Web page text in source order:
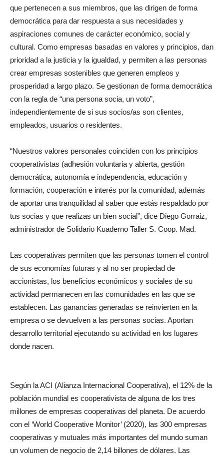
que pertenecen a sus miembros, que las dirigen de forma
democrática para dar respuesta a sus necesidades y
aspiraciones comunes de carácter económico, social y
cultural. Como empresas basadas en valores y principios, dan
prioridad a la justicia y la igualdad, y permiten a las personas
crear empresas sostenibles que generen empleos y
prosperidad a largo plazo. Se gestionan de forma democrática
con la regla de “una persona socia, un voto”,
independientemente de si sus socios/as son clientes,
empleados, usuarios o residentes.
“Nuestros valores personales coinciden con los principios
cooperativistas (adhesión voluntaria y abierta, gestión
democrática, autonomía e independencia, educación y
formación, cooperación e interés por la comunidad, además
de aportar una tranquilidad al saber que estás respaldado por
tus socias y que realizas un bien social”, dice Diego Gorraiz,
administrador de Solidario Kuaderno Taller S. Coop. Mad.
Las cooperativas permiten que las personas tomen el control
de sus economías futuras y al no ser propiedad de
accionistas, los beneficios económicos y sociales de su
actividad permanecen en las comunidades en las que se
establecen. Las ganancias generadas se reinvierten en la
empresa o se devuelven a las personas socias. Aportan
desarrollo territorial ejecutando su actividad en los lugares
donde nacen.
Según la ACI (Alianza Internacional Cooperativa), el 12% de la
población mundial es cooperativista de alguna de los tres
millones de empresas cooperativas del planeta. De acuerdo
con el ‘World Cooperative Monitor’ (2020), las 300 empresas
cooperativas y mutuales más importantes del mundo suman
un volumen de negocio de 2,14 billones de dólares. Las